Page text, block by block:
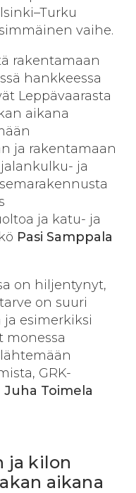
vaihe.
rakentamaan
hankkeessa
Leppävaarasta
aikana
ja rakentamaan
ja
ja katu- ja
Pasi Samppala
on hiljentynyt,
on suuri
ja esimerkiksi
monessa
GRK-
Juha Toimela
ja kilon
aikana